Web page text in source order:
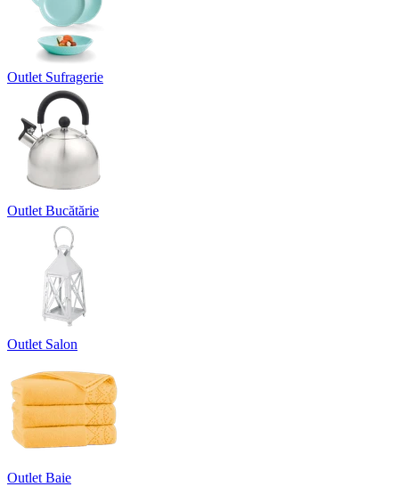
Outlet Sufragerie
Outlet Bucătărie
Outlet Salon
Outlet Baie